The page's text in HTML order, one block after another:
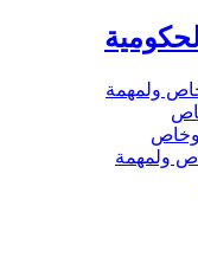
ولمهمة
وخاص
ولمهمة